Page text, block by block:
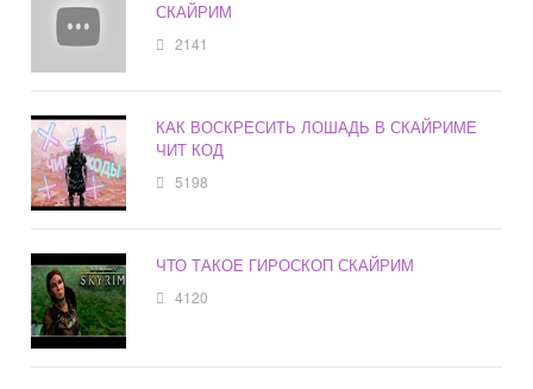
СКАЙРИМ
2141
КАК ВОСКРЕСИТЬ ЛОШАДЬ В СКАЙРИМЕ
ЧИТ КОД
5198
ЧТО ТАКОЕ ГИРОСКОП СКАЙРИМ
4120